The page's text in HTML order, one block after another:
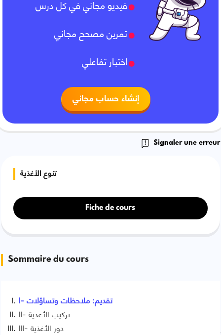
فيديو مجاني في كل درس
تمرين مصحح مجاني
اختبار تفاعلي
إنشاء حساب مجاني
Signaler une erreur
تنوع الأغذية
Fiche de cours
Sommaire du cours
I- تقديم: ملاحظات وتساؤلات
II- تركيب الأغذية
III- دور الأغذية